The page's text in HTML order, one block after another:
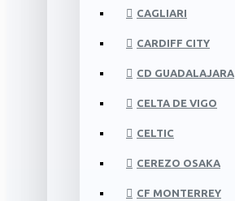
CAGLIARI
CARDIFF CITY
CD GUADALAJARA
CELTA DE VIGO
CELTIC
CEREZO OSAKA
CF MONTERREY